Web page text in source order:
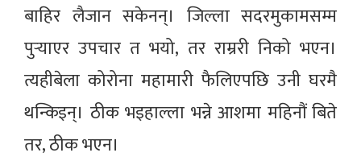
बाहिर लैजान सकेनन्। जिल्ला सदरमुकामसम्म
पुर्‍याएर उपचार त भयो, तर राम्ररी निको भएन।
त्यहीबेला कोरोना महामारी फैलिएपछि उनी घरमै
थन्किइन्। ठीक भइहाल्ला भन्ने आशमा महिनौं बिते
तर, ठीक भएन।